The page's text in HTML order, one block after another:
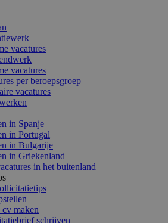
vacatures
vacatures
per beroepsgroep
vacatures
in Spanje
in Portugal
in Bulgarije
in Griekenland
in het buitenland
cv maken
schrijven